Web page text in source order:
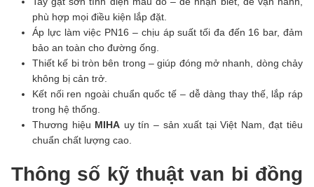
phù hợp mọi điều kiện lắp đặt.
Áp lực làm việc PN16 – chịu áp suất tối đa đến 16 bar, đảm
bảo an toàn cho đường ống.
Thiết kế bi tròn bên trong – giúp đóng mở nhanh, dòng chảy
không bị cản trở.
Kết nối ren ngoài chuẩn quốc tế – dễ dàng thay thế, lắp ráp
trong hệ thống.
Thương hiệu MIHA uy tín – sản xuất tại Việt Nam, đạt tiêu
chuẩn chất lượng cao.
Thông số kỹ thuật van bi đồng